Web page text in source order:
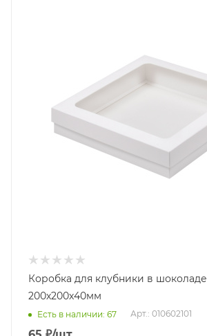
Коробка для клубники в шоколаде
200х200х40мм
Есть в наличии: 67 Арт.: 010602101